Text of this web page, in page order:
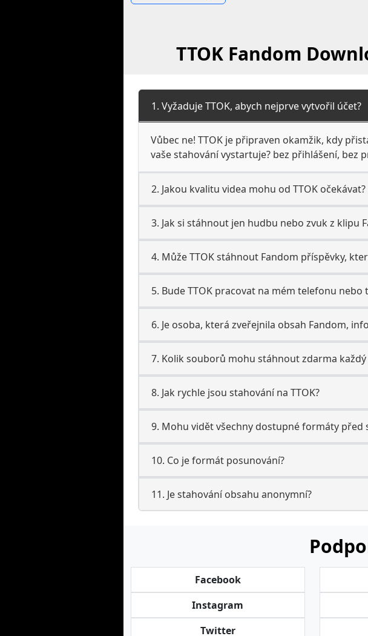
TTOK Fandom
1. Vyžaduje TTOK, abych nejprve vytvořil účet?
Vůbec ne! TTOK je připraven okamžik, kdy
vaše stahování vystartuje? bez přihlášení, bez
2. Jakou kvalitu videa mohu od TTOK očekávat?
3. Jak si stáhnout jen hudbu nebo zvuk z klipu
4. Může TTOK stáhnout Fandom příspěvky,
5. Bude TTOK pracovat na mém telefonu nebo
6. Je osoba, která zveřejnila obsah Fandom,
7. Kolik souborů mohu stáhnout zdarma každý
8. Jak rychle jsou stahování na TTOK?
9. Mohu vidět všechny dostupné formáty před
10. Co je formát posunování?
11. Je stahování obsahu anonymní?
Facebook
Instagram
Twitter